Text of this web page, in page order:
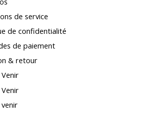
de service
de confidentialité
de paiement
& retour